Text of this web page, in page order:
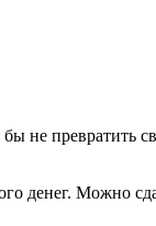
не превратить
денег. Можно